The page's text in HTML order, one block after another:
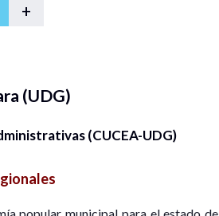
+
(UDG)
(CUCEA-UDG)